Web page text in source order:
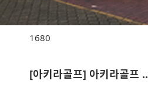
1680
[아키라골프] 아키라골프 ..